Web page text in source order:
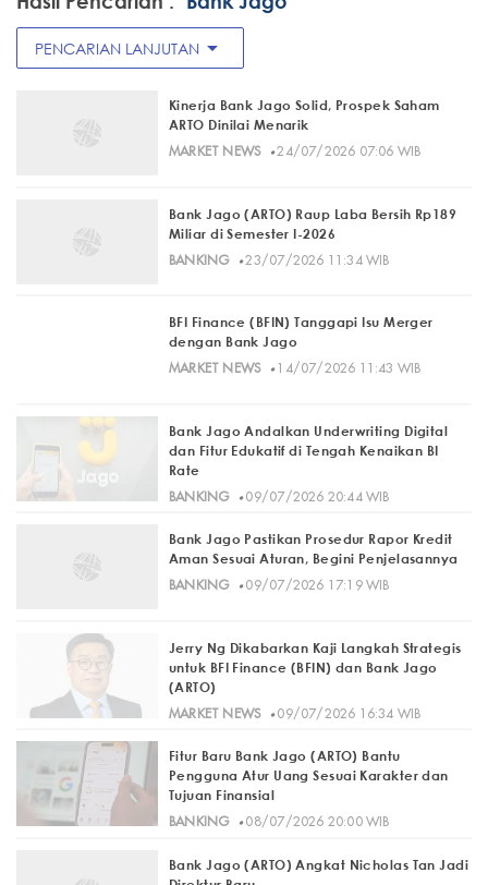
PENCARIAN LANJUTAN arrow_drop_down
Kinerja Bank Jago Solid, Prospek Saham
ARTO Dinilai Menarik
MARKET NEWS· 24/07/2026 07:06 WIB
Bank Jago (ARTO) Raup Laba Bersih Rp189
Miliar di Semester I-2026
BANKING· 23/07/2026 11:34 WIB
BFI Finance (BFIN) Tanggapi Isu Merger
dengan Bank Jago
MARKET NEWS· 14/07/2026 11:43 WIB
Bank Jago Andalkan Underwriting Digital
dan Fitur Edukatif di Tengah Kenaikan BI
Rate
BANKING· 09/07/2026 20:44 WIB
Bank Jago Pastikan Prosedur Rapor Kredit
Aman Sesuai Aturan, Begini Penjelasannya
BANKING· 09/07/2026 17:19 WIB
Jerry Ng Dikabarkan Kaji Langkah Strategis
untuk BFI Finance (BFIN) dan Bank Jago
(ARTO)
MARKET NEWS· 09/07/2026 16:34 WIB
Fitur Baru Bank Jago (ARTO) Bantu
Pengguna Atur Uang Sesuai Karakter dan
Tujuan Finansial
BANKING· 08/07/2026 20:00 WIB
Bank Jago (ARTO) Angkat Nicholas Tan Jadi